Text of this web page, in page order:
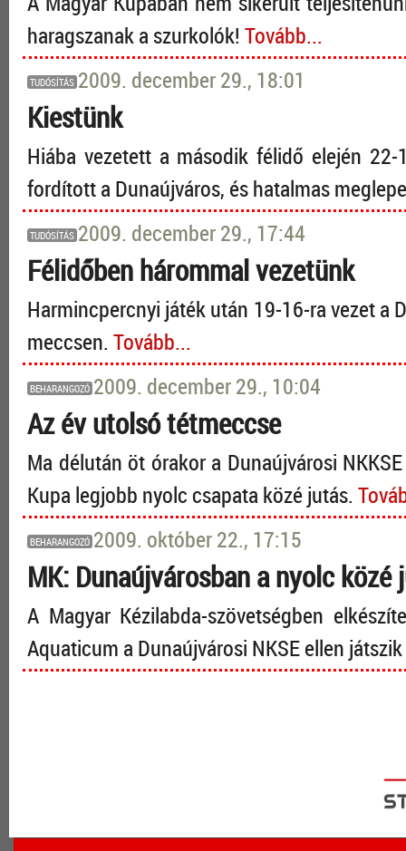
haragszanak a szurkolók! Tovább...
TUDÓSÍTÁS 2009. december 29., 18:01
Kiestünk
Hiába vezetett a második félidő elején
fordított a Dunaújváros, és hatalmas
TUDÓSÍTÁS 2009. december 29., 17:44
Félidőben hárommal vezetünk
Harmincpercnyi játék után 19-16-ra vezet a
meccsen. Tovább...
BEHARANGOZÓ 2009. december 29., 10:04
Az év utolsó tétmeccse
Ma délután öt órakor a Dunaújvárosi
Kupa legjobb nyolc csapata közé jutás.
BEHARANGOZÓ 2009. október 22., 17:15
MK: Dunaújvárosban a nyolc közé
A Magyar Kézilabda-szövetségben
Aquaticum a Dunaújvárosi NKSE ellen